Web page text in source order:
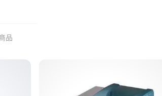
于信号类型和工作环境的不同。就像你不会
只是把A信号变成B信号，其实它至少承担三
品